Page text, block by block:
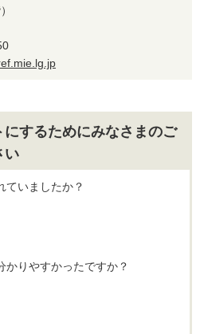
するためにみなさまのご
い
ていましたか？
かりやすかったですか？